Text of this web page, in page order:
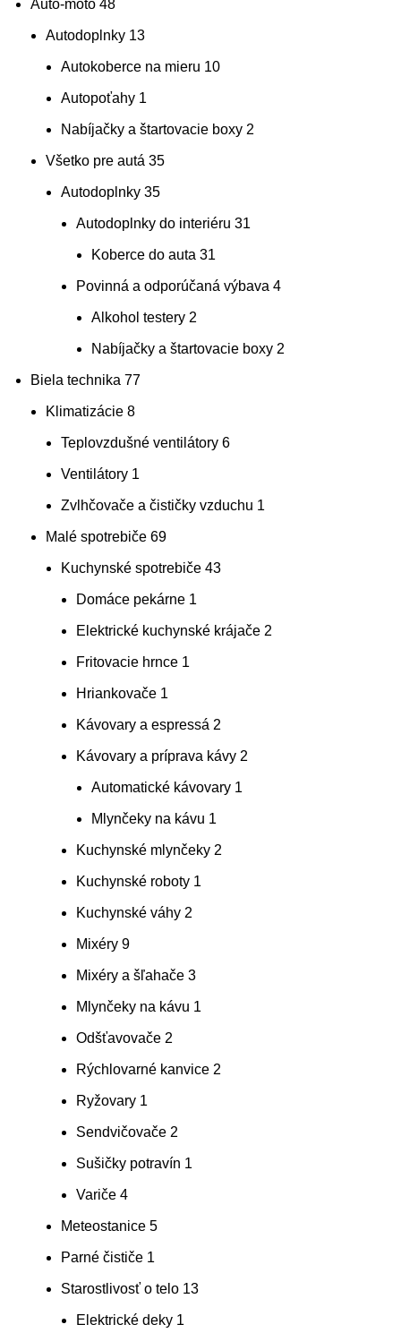
Auto-moto 48
Autodoplnky 13
Autokoberce na mieru 10
Autopoťahy 1
Nabíjačky a štartovacie boxy 2
Všetko pre autá 35
Autodoplnky 35
Autodoplnky do interiéru 31
Koberce do auta 31
Povinná a odporúčaná výbava 4
Alkohol testery 2
Nabíjačky a štartovacie boxy 2
Biela technika 77
Klimatizácie 8
Teplovzdušné ventilátory 6
Ventilátory 1
Zvlhčovače a čističky vzduchu 1
Malé spotrebiče 69
Kuchynské spotrebiče 43
Domáce pekárne 1
Elektrické kuchynské krájače 2
Fritovacie hrnce 1
Hriankovače 1
Kávovary a espressá 2
Kávovary a príprava kávy 2
Automatické kávovary 1
Mlynčeky na kávu 1
Kuchynské mlynčeky 2
Kuchynské roboty 1
Kuchynské váhy 2
Mixéry 9
Mixéry a šľahače 3
Mlynčeky na kávu 1
Odšťavovače 2
Rýchlovarné kanvice 2
Ryžovary 1
Sendvičovače 2
Sušičky potravín 1
Variče 4
Meteostanice 5
Parné čističe 1
Starostlivosť o telo 13
Elektrické deky 1